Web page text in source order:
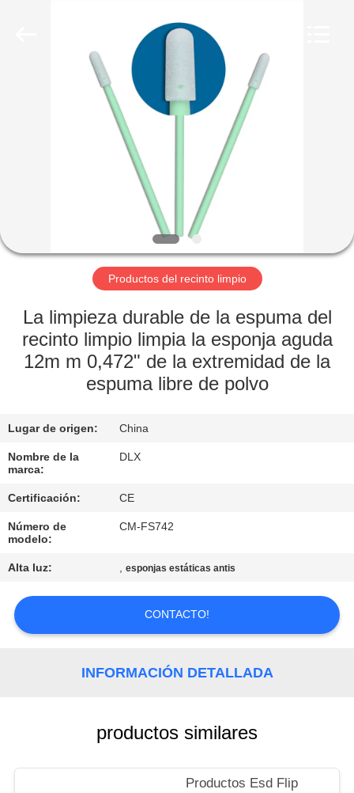
PRODUCTOS
VIAJE
LA
FÁBRICA
CONTROL
CALIDAD
ÉNTRENOS
EN
CONTACTO
CON
NOTICIAS
MAPA
Productos del recinto limpio
La limpieza durable de la espuma del
recinto limpio limpia la esponja aguda
12m m 0,472" de la extremidad de la
espuma libre de polvo
Lugar de origen: China
Nombre de la
marca:
DLX
Certificación: CE
Número de
modelo:
CM-FS742
Alta luz: ,esponjas estáticas antis
CONTACTO!
INFORMACIÓN DETALLADA
productos similares
Productos Esd Flip